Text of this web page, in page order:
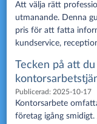
Att välja rätt
utmanande. Denna
pris för att fatta
kundservice,
Tecken på att
Publicerad: 2025-10-17
Kontorsarbete
företag igång